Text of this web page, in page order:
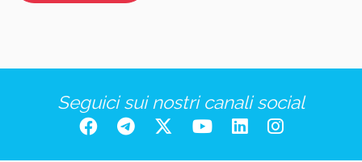
Seguici sui nostri canali social